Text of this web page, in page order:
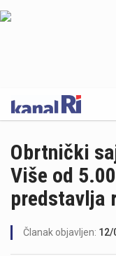
Obrtnički
Više od
predstavlja
Članak objavljen: 12/